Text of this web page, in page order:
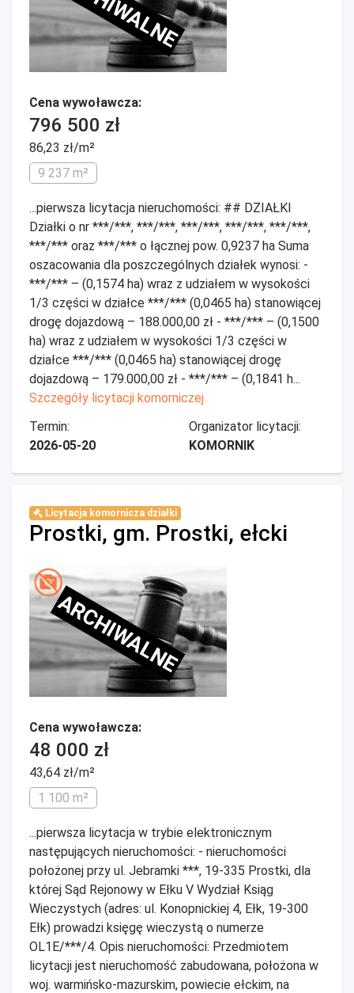
Cena wywoławcza:
796 500 zł
86,23 zł/m²
9 237 m²
...pierwsza licytacja nieruchomości: ## DZIAŁKI
Działki o nr ***/***, ***/***, ***/***, ***/***, ***/***,
***/*** oraz ***/*** o łącznej pow. 0,9237 ha Suma
oszacowania dla poszczególnych działek wynosi: -
***/*** – (0,1574 ha) wraz z udziałem w wysokości
1/3 części w działce ***/*** (0,0465 ha) stanowiącej
drogę dojazdową – 188.000,00 zł - ***/*** – (0,1500
ha) wraz z udziałem w wysokości 1/3 części w
działce ***/*** (0,0465 ha) stanowiącej drogę
dojazdową – 179.000,00 zł - ***/*** – (0,1841 h...
Szczegóły licytacji komorniczej
Termin:
2026-05-20
Organizator licytacji:
KOMORNIK
Licytacja komornicza działki
Prostki, gm. Prostki, ełcki
ARCHIWALNE
Cena wywoławcza:
48 000 zł
43,64 zł/m²
1 100 m²
...pierwsza licytacja w trybie elektronicznym
następujących nieruchomości: - nieruchomości
położonej przy ul. Jebramki ***, 19-335 Prostki, dla
której Sąd Rejonowy w Ełku V Wydział Ksiąg
Wieczystych (adres: ul. Konopnickiej 4, Ełk, 19-300
Ełk) prowadzi księgę wieczystą o numerze
OL1E/***/4. Opis nieruchomości: Przedmiotem
licytacji jest nieruchomość zabudowana, położona w
woj. warmińsko-mazurskim, powiecie ełckim, na